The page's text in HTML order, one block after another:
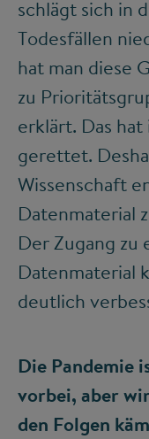
schlägt sich in
Todesfällen
hat man diese
zu
erklärt. Das
gerettet.
Wissenschaft
Datenmaterial
Der Zugang
Datenmaterial
deutlich
Die Pandemie
vorbei, aber
den Folgen